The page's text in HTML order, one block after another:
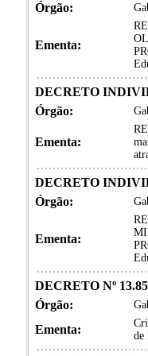
Órgão:
Ementa:
DECRETO
Órgão:
Ementa:
DECRETO
Órgão:
Ementa:
DECRETO Nº
Órgão:
Ementa:
de